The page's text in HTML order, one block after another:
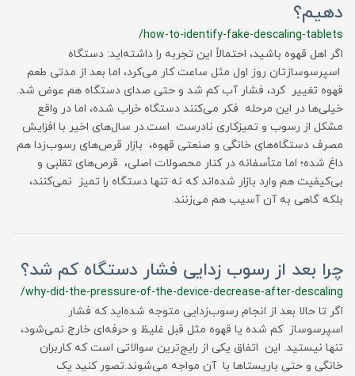
دهیم؟
/how-to-identify-fake-descaling-tablets
اگر اهل قهوه باشید، احتمالاً این تجربه را داشته‌اید: دستگاه
اسپرسوسازتان روز اول مثل ساعت کار می‌کرد، اما بعد از مدتی طعم
قهوه تغییر کرد، فشار آب کم شد و حتی صدای دستگاه هم عوض شد.
خیلی‌ها در این مرحله فکر می‌کنند دستگاه خراب شده، اما در واقع
مشکل از رسوب و تمیزکاری نادرست است.در سال‌های اخیر با افزایش
مصرف دستگاه‌های خانگی و صنعتی قهوه، بازار قرص‌های رسوب‌زدا هم
داغ شده؛ اما متأسفانه در کنار محصولات اصلی، قرص‌های تقلبی و
بی‌کیفیت هم وارد بازار شده‌اند که نه تنها دستگاه را تمیز نمی‌کنند،
بلکه گاهی به آن آسیب هم می‌زنند.
چرا بعد از رسوب زدایی فشار دستگاه کم شد؟
/why-did-the-pressure-of-the-device-decrease-after-descaling
اگر تا حالا بعد از انجام رسوب‌زدایی متوجه شده‌اید که فشار
اسپرسوساز کم شده یا قهوه مثل قبل غلیظ و حرفه‌ای خارج نمی‌شود،
تنها نیستید. این اتفاق یکی از رایج‌ترین سوالاتی است که کاربران
خانگی و حتی باریستاها با آن مواجه می‌شوند.تصور کنید یک